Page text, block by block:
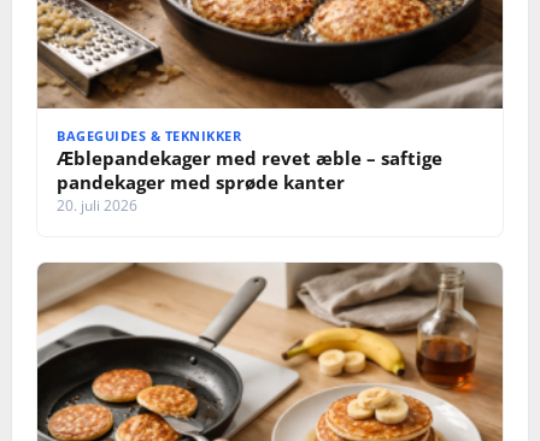
BAGEGUIDES & TEKNIKKER
Æblepandekager med revet æble – saftige
pandekager med sprøde kanter
20. juli 2026